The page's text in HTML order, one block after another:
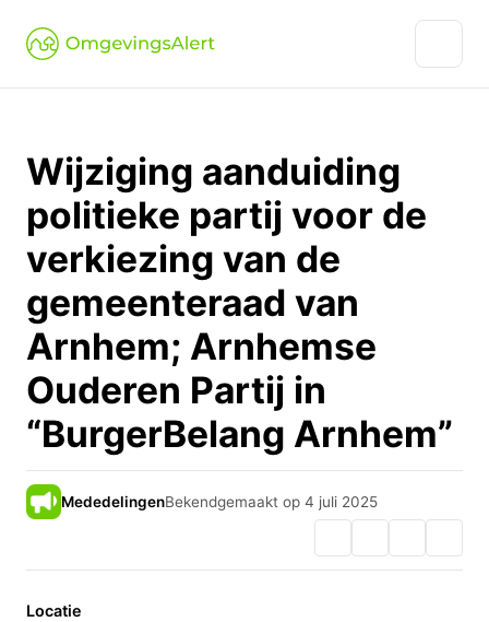
Wijziging aanduiding
politieke partij voor de
verkiezing van de
gemeenteraad van
Arnhem; Arnhemse
Ouderen Partij in
“BurgerBelang Arnhem”
MededelingenBekendgemaakt op 4 juli 2025
Locatie